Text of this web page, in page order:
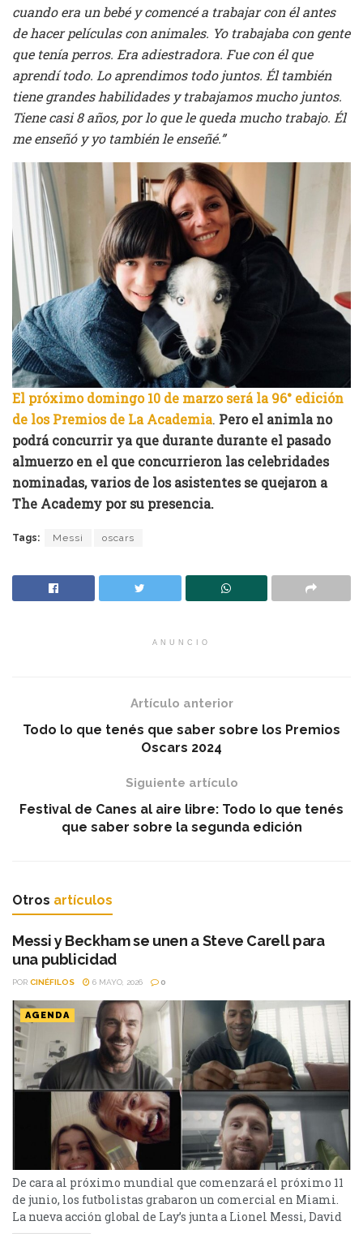
cuando era un bebé y comencé a trabajar con él antes
de hacer películas con animales. Yo trabajaba con gente
que tenía perros. Era adiestradora. Fue con él que
aprendí todo. Lo aprendimos todo juntos. Él también
tiene grandes habilidades y trabajamos mucho juntos.
Tiene casi 8 años, por lo que le queda mucho trabajo. Él
me enseñó y yo también le enseñé.”
El próximo domingo 10 de marzo será la 96° edición
de los Premios de La Academia. Pero el animla no
podrá concurrir ya que durante durante el pasado
almuerzo en el que concurrieron las celebridades
nominadas, varios de los asistentes se quejaron a
The Academy por su presencia.
Tags: Messi oscars
ANUNCIO
Artículo anterior
Todo lo que tenés que saber sobre los Premios
Oscars 2024
Siguiente artículo
Festival de Canes al aire libre: Todo lo que tenés
que saber sobre la segunda edición
Otros artículos
Messi y Beckham se unen a Steve Carell para
una publicidad
POR CINÉFILOS 6 MAYO, 2026 0
AGENDA
De cara al próximo mundial que comenzará el próximo 11
de junio, los futbolistas grabaron un comercial en Miami.
La nueva acción global de Lay’s junta a Lionel Messi, David